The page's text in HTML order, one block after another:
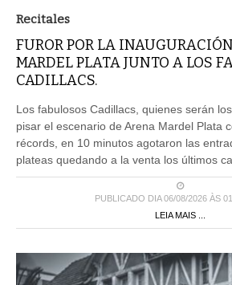
Recitales
FUROR POR LA
MARDEL PLATA JUNTO A LOS
CADILLACS.
Los fabulosos Cadillacs, quienes serán
pisar el escenario de Arena Mardel Plata
récords, en 10 minutos agotaron las
plateas quedando a la venta los últimos
PUBLICADO DIA 06/08/2026 ÀS
LEIA MAIS ...